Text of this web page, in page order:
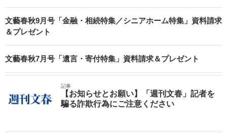
文藝春秋9月号「金融・相続特集／シニアホーム特集」資料請求
＆プレゼント
文藝春秋7月号「遺言・寄付特集」資料請求＆プレゼント
記事
【お知らせとお願い】「週刊文春」記者を
騙る詐欺行為にご注意ください